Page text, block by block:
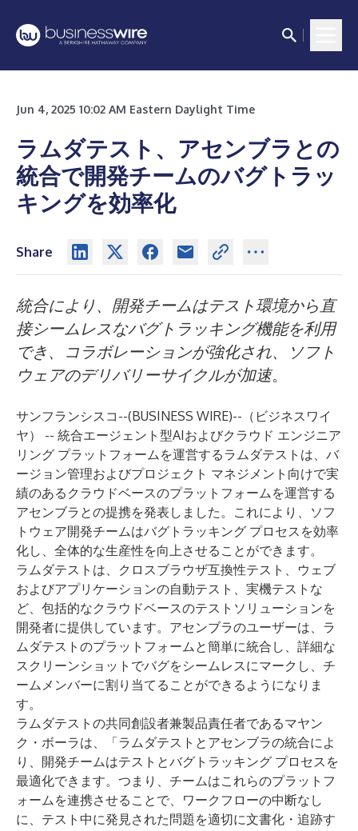
Jun 4, 2025 10:02 AM Eastern Daylight Time
ラムダテスト、アセンブラとの
統合で開発チームのバグトラッ
キングを効率化
Share
統合により、開発チームはテスト環境から直
接シームレスなバグトラッキング機能を利用
でき、コラボレーションが強化され、ソフト
ウェアのデリバリーサイクルが加速。
サンフランシスコ--(BUSINESS WIRE)-- （ビジネスワイ
ヤ） -- 統合エージェント型AIおよびクラウド エンジニア
リング プラットフォームを運営するラムダテスト は、バ
ージョン管理およびプロジェクト マネジメント向けで実
績のあるクラウドベースのプラットフォームを運営する
アセンブラとの提携を発表しました。これにより、ソフ
トウェア開発チームはバグトラッキング プロセスを効率
化し、全体的な生産性を向上させることができます。
ラムダテストは、クロスブラウザ互換性テスト、ウェブ
およびアプリケーションの自動テスト、実機テストな
ど、包括的なクラウドベースのテストソリューションを
開発者に提供しています。アセンブラのユーザーは、ラ
ムダテストのプラットフォームと簡単に統合し、詳細な
スクリーンショットでバグをシームレスにマークし、チ
ームメンバーに割り当てることができるようになりま
す。
ラムダテストの共同創設者兼製品責任者であるマヤン
ク・ボーラは、「ラムダテストとアセンブラの統合によ
り、開発チームはテストとバグトラッキング プロセスを
最適化できます。つまり、チームはこれらのプラットフ
ォームを連携させることで、ワークフローの中断なし
に、テスト中に発見された問題を適切に文書化・追跡す